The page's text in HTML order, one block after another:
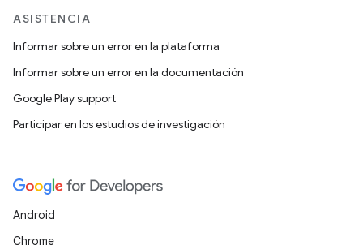
ASISTENCIA
Informar sobre un error en la plataforma
Informar sobre un error en la documentación
Google Play support
Participar en los estudios de investigación
Android
Chrome